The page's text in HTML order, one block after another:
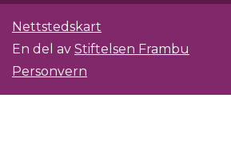
Nettstedskart
En del av Stiftelsen Frambu
Personvern